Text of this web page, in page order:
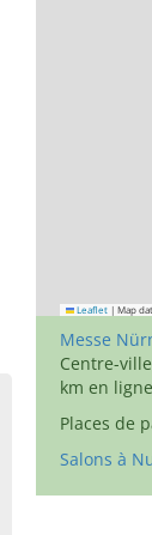
Leaflet | Map
Messe
Centre-
km en
Places de
Salons à